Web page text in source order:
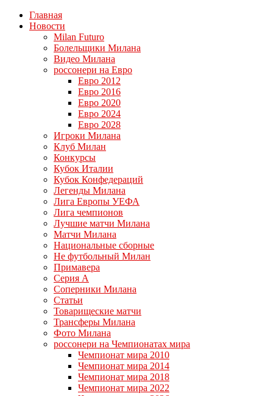
Главная
Новости
Milan Futuro
Болельщики Милана
Видео Милана
россонери на Евро
Евро 2012
Евро 2016
Евро 2020
Евро 2024
Евро 2028
Игроки Милана
Клуб Милан
Конкурсы
Кубок Италии
Кубок Конфедераций
Легенды Милана
Лига Европы УЕФА
Лига чемпионов
Лучшие матчи Милана
Матчи Милана
Национальные сборные
Не футбольный Милан
Примавера
Серия А
Соперники Милана
Статьи
Товарищеские матчи
Трансферы Милана
Фото Милана
россонери на Чемпионатах мира
Чемпионат мира 2010
Чемпионат мира 2014
Чемпионат мира 2018
Чемпионат мира 2022